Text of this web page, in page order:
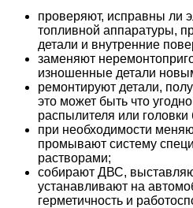
проверяют, исправны ли
топливной аппаратуры,
детали и внутренние
заменяют
изношенные детали
ремонтируют детали,
это может быть что
распылителя или головки
при необходимости
промывают систему
растворами;
собирают ДВС,
устанавливают на
герметичность и